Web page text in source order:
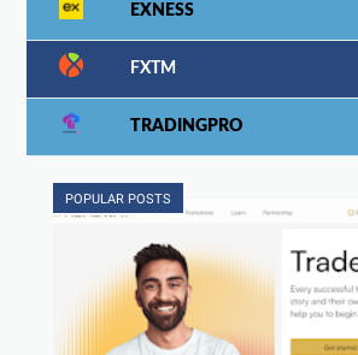
EXNESS
FXTM
TRADINGPRO
POPULAR POSTS